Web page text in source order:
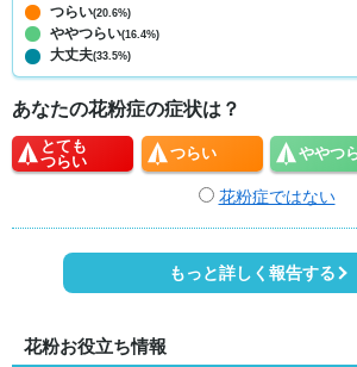
つらい(20.6%)
ややつらい(16.4%)
大丈夫(33.5%)
あなたの花粉症の症状は？
とても
つらい
つらい ややつ
花粉症ではない
もっと詳しく報告する
花粉お役立ち情報